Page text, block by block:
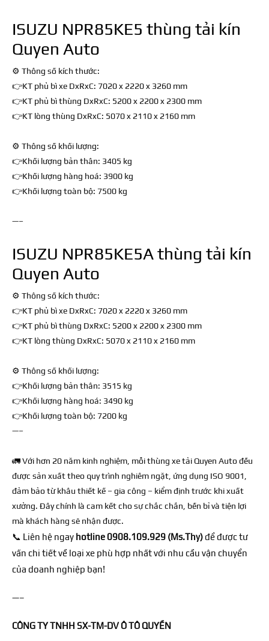
ISUZU NPR85KE5 thùng tải kín
Quyen Auto
⚙ Thông số kích thước:
👉KT phủ bì xe DxRxC: 7020 x 2220 x 3260 mm
👉KT phủ bì thùng DxRxC: 5200 x 2200 x 2300 mm
👉KT lòng thùng DxRxC: 5070 x 2110 x 2160 mm
⚙ Thông số khối lượng:
👉Khối lượng bản thân: 3405 kg
👉Khối lượng hàng hoá: 3900 kg
👉Khối lượng toàn bộ: 7500 kg
—–
ISUZU NPR85KE5A thùng tải kín
Quyen Auto
⚙ Thông số kích thước:
👉KT phủ bì xe DxRxC: 7020 x 2220 x 3260 mm
👉KT phủ bì thùng DxRxC: 5200 x 2200 x 2300 mm
👉KT lòng thùng DxRxC: 5070 x 2110 x 2160 mm
⚙ Thông số khối lượng:
👉Khối lượng bản thân: 3515 kg
👉Khối lượng hàng hoá: 3490 kg
👉Khối lượng toàn bộ: 7200 kg
—–
🚛 Với hơn 20 năm kinh nghiệm, mỗi thùng xe tải Quyen Auto đều
được sản xuất theo quy trình nghiêm ngặt, ứng dụng ISO 9001,
đảm bảo từ khâu thiết kế – gia công – kiểm định trước khi xuất
xưởng. Đây chính là cam kết cho sự chắc chắn, bền bỉ và tiện lợi
mà khách hàng sẽ nhận được.
📞 Liên hệ ngay hotline 0908.109.929 (Ms.Thy)để được tư
vấn chi tiết về loại xe phù hợp nhất với nhu cầu vận chuyển
của doanh nghiệp bạn!
—–
CÔNG TY TNHH SX-TM-DV Ô TÔ QUYỀN